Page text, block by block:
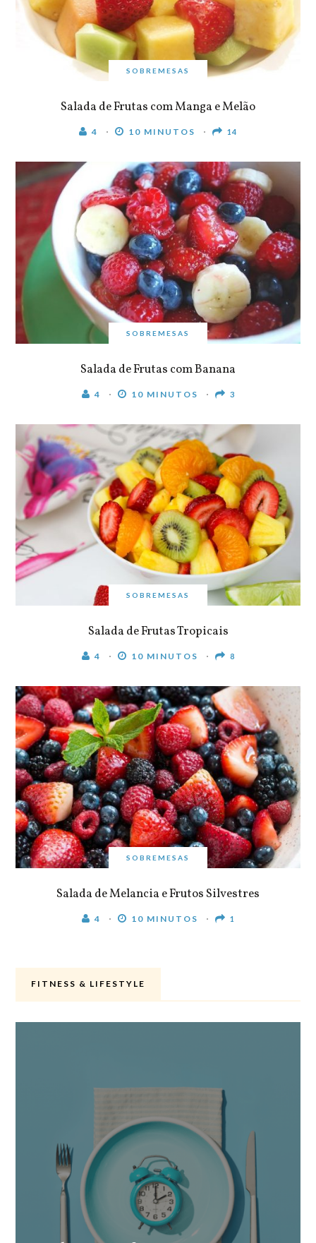
SOBREMESAS
Salada de Frutas com Manga e Melão
4 10 MINUTOS 14
SOBREMESAS
Salada de Frutas com Banana
4 10 MINUTOS 3
SOBREMESAS
Salada de Frutas Tropicais
4 10 MINUTOS 8
SOBREMESAS
Salada de Melancia e Frutos Silvestres
4 10 MINUTOS 1
FITNESS & LIFESTYLE